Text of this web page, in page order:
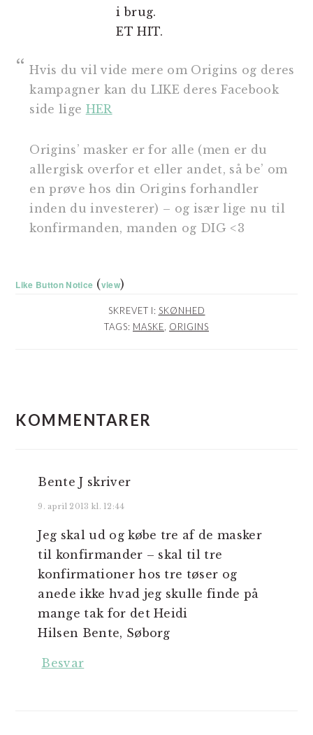
i brug.
ET HIT.
Hvis du vil vide mere om Origins og deres
kampagner kan du LIKE deres Facebook
side lige HER
Origins’ masker er for alle (men er du
allergisk overfor et eller andet, så be’ om
en prøve hos din Origins forhandler
inden du investerer) – og især lige nu til
konfirmanden, manden og DIG <3
Like Button Notice (view)
SKREVET I: SKØNHED
TAGS: MASKE ORIGINS
KOMMENTARER
Bente J skriver
9. april 2013 kl. 12:44
Jeg skal ud og købe tre af de masker
til konfirmander – skal til tre
konfirmationer hos tre tøser og
anede ikke hvad jeg skulle finde på
mange tak for det Heidi
Hilsen Bente, Søborg
Besvar